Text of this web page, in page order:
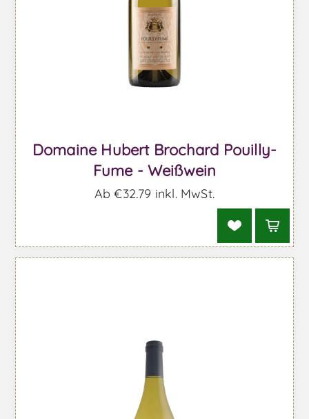
Domaine Hubert Brochard Pouilly-
Fume - Weißwein
Ab €32,79 inkl. MwSt.